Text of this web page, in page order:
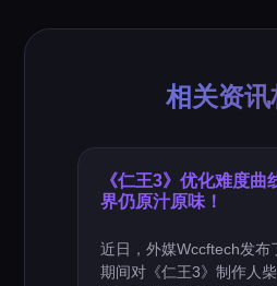
相关资讯
《仁王3》优化难度曲
界仍原汁原味！
近日，外媒Wccftech发布
期间对《仁王3》制作人